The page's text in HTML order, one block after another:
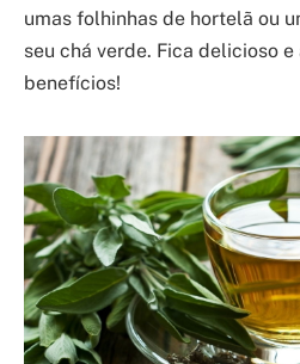
umas folhinhas de hortelã ou
seu chá verde. Fica delicioso
benefícios!